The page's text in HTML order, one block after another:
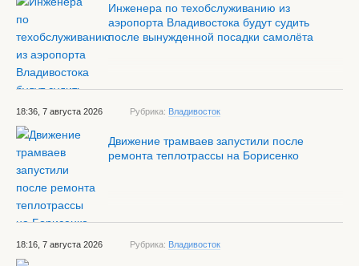
Инженера по техобслуживанию из
аэропорта Владивостока будут судить
после вынужденной посадки самолёта
18:36, 7 августа 2026 Рубрика: Владивосток
Движение трамваев запустили после
ремонта теплотрассы на Борисенко
18:16, 7 августа 2026 Рубрика: Владивосток